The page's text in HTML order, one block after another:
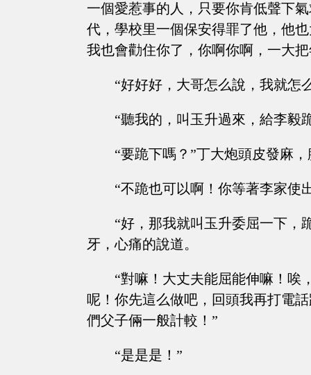
一個愛惹事的人，只要你肯低聲下
代，學校里一個保安得罪了他，他
我也會勸住你了，你啊你啊，一大
“好好好，大哥怎么說，我就怎
“聽我的，叫玉升過來，給李毅
“要跪下嗎？”丁大炮頭皮發麻
“不跪也可以啊！你等著李家使
“好，那我就叫玉升委屈一下，
牙，心痛的說道。
“對嘛！大丈夫能屈能伸嘛！唉
呢！你先這么做吧，回頭我再打電
們父子倆一般計較！”
“是是是！”